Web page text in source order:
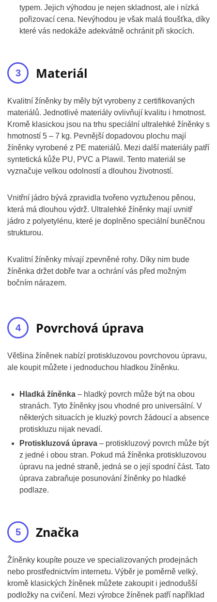
typem. Jejich výhodou je nejen skladnost, ale i nízká
pořizovací cena. Nevýhodou je však malá tloušťka, díky
které vás nedokáže adekvátně ochránit při skocích.
Materiál
Kvalitní žíněnky by měly být vyrobeny z certifikovaných
materiálů. Jednotlivé materiály ovlivňují kvalitu i hmotnost.
Kromě klasickou jsou na trhu speciální ultralehké žíněnky s
hmotností 5 – 7 kg. Pevnější dopadovou plochu mají
žíněnky vyrobené z PE materiálů. Mezi další materiály patří
syntetická kůže PU, PVC a Plawil. Tento materiál se
vyznačuje velkou odolností a dlouhou životností.
Vnitřní jádro bývá zpravidla tvořeno vyztuženou pěnou,
která má dlouhou výdrž. Ultralehké žíněnky mají uvnitř
jádro z polyetylénu, které je doplněno speciální buněčnou
strukturou.
Kvalitní žíněnky mívají zpevněné rohy. Díky nim bude
žíněnka držet dobře tvar a ochrání vás před možným
bočním nárazem.
Povrchová úprava
Většina žíněnek nabízí protiskluzovou povrchovou úpravu,
ale koupit můžete i jednoduchou hladkou žíněnku.
Hladká žíněnka – hladký povrch může být na obou
stranách. Tyto žíněnky jsou vhodné pro universální. V
některých situacích je kluzký povrch žádoucí a absence
protiskluzu nijak nevadí.
Protiskluzová úprava – protiskluzový povrch může být
z jedné i obou stran. Pokud má žíněnka protiskluzovou
úpravu na jedné straně, jedná se o její spodní část. Tato
úprava zabraňuje posunování žíněnky po hladké
podlaze.
Značka
Žíněnky koupíte pouze ve specializovaných prodejnách
nebo prostřednictvím internetu. Výběr je poměrně velký,
kromě klasických žíněnek můžete zakoupit i jednodušší
podložky na cvičení. Mezi výrobce žíněnek patří například